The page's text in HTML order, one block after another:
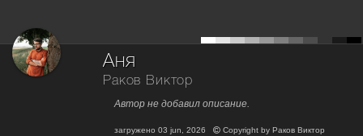
Аня
Раков Виктор
Автор не добавил описание.
загружено 03 jun, 2026 Copyright by Раков Виктор